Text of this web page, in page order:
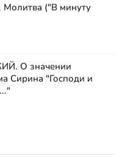
("В минуту
О значении
Сирина "Господи и